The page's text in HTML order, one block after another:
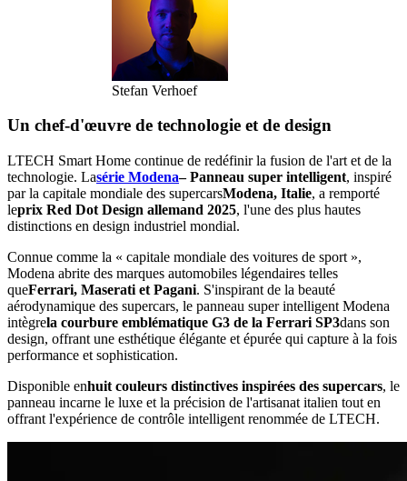
Stefan Verhoef
Un chef-d'œuvre de technologie et de design
LTECH Smart Home continue de redéfinir la fusion de l'art et de la
technologie. Lasérie Modena– Panneau super intelligent, inspiré
par la capitale mondiale des supercarsModena, Italie, a remporté
leprix Red Dot Design allemand 2025, l'une des plus hautes
distinctions en design industriel mondial.
Connue comme la « capitale mondiale des voitures de sport »,
Modena abrite des marques automobiles légendaires telles
queFerrari, Maserati et Pagani. S'inspirant de la beauté
aérodynamique des supercars, le panneau super intelligent Modena
intègrela courbure emblématique G3 de la Ferrari SP3dans son
design, offrant une esthétique élégante et épurée qui capture à la fois
performance et sophistication.
Disponible enhuit couleurs distinctives inspirées des supercars, le
panneau incarne le luxe et la précision de l'artisanat italien tout en
offrant l'expérience de contrôle intelligent renommée de LTECH.